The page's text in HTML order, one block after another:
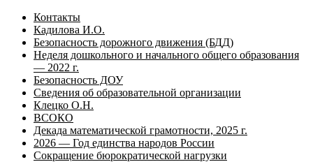
Контакты
Кадилова И.О.
Безопасность дорожного движения (БДД)
Неделя дошкольного и начального общего образования
— 2022 г.
Безопасность ДОУ
Сведения об образовательной организации
Клецко О.Н.
ВСОКО
Декада математической грамотности, 2025 г.
2026 — Год единства народов России
Сокращение бюрократической нагрузки